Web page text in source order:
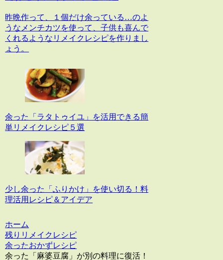
昨晩作って、１個だけ余っている…のよ
うなメンチカツを使って、子供も喜んで
くれるようなリメイクレシピを作りまし
ょう。
余った「ラタトゥイユ」を活用できる簡
単リメイクレシピ５選
少し余った「ふりかけ」を使い切る！料
理活用レシピ＆アイデア
ホーム
残りリメイクレシピ
余ったおかずレシピ
余った「麻婆豆腐」が別の料理に復活！